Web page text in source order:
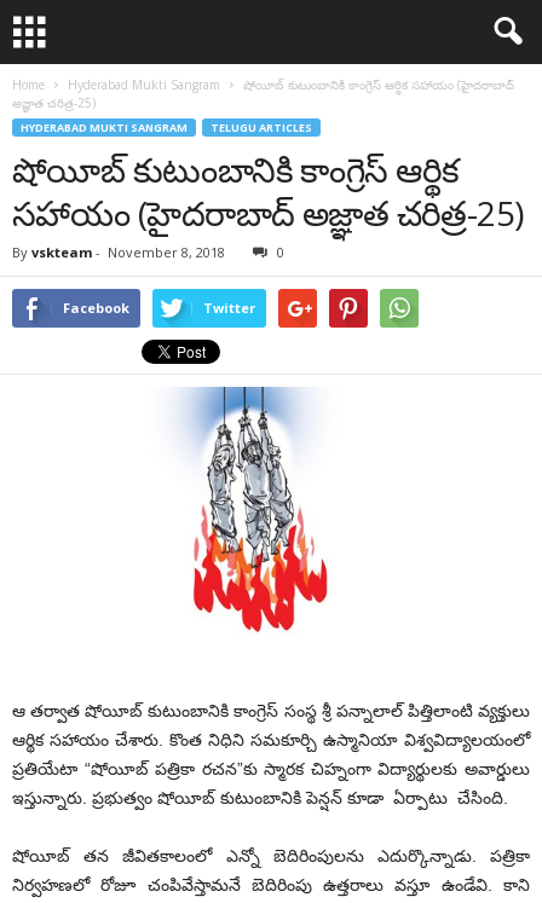
Home Hyderabad Mukti Sangram
షోయీబ్ కుటుంబానికి కాంగ్రెస్ ఆర్థిక సహాయం (హైదరాబాద్
అజ్ఞాత చరిత్ర-25)
HYDERABAD MUKTI SANGRAM TELUGU ARTICLES
షోయీబ్ కుటుంబానికి కాంగ్రెస్ ఆర్థిక
సహాయం (హైదరాబాద్ అజ్ఞాత చరిత్ర-25)
By vskteam - November 8, 2018 0
Facebook Twitter
ఆ తర్వాత షోయీబ్ కుటుంబానికి కాంగ్రెస్ సంస్థ శ్రీ పన్నాలాల్ పిత్తిలాంటి వ్యక్తులు
ఆర్థిక సహాయం చేశారు. కొంత నిధిని సమకూర్చి ఉస్మానియా విశ్వవిద్యాలయంలో
ప్రతియేటా “షోయీబ్ పత్రికా రచన”కు స్మారక చిహ్నంగా విద్యార్థులకు అవార్డులు
ఇస్తున్నారు. ప్రభుత్వం షోయీబ్ కుటుంబానికి పెన్షన్ కూడా ఏర్పాటు చేసింది.
షోయీబ్ తన జీవితకాలంలో ఎన్నో బెదిరింపులను ఎదుర్కొన్నాడు. పత్రికా
నిర్వహణలో రోజూ చంపివేస్తామనే బెదిరింపు ఉత్తరాలు వస్తూ ఉండేవి. కాని